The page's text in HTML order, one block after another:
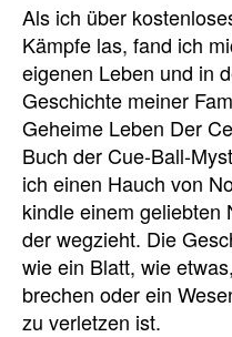
Als ich über
Kämpfe las, fand ich
eigenen Leben und in
Geschichte meiner
Geheime Leben Der
Buch der Cue-Ball-
ich einen Hauch von
kindle einem geliebten
der wegzieht. Die
wie ein Blatt, wie
brechen oder ein
zu verletzen ist.